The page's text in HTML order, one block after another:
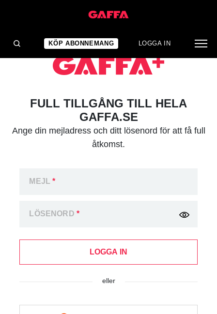
KÖP ABONNEMANG LOGGA IN
FULL TILLGÅNG TILL HELA
GAFFA.SE
Ange din mejladress och ditt lösenord för att få full
åtkomst.
MEJL*
LÖSENORD *
LOGGA IN
eller